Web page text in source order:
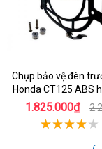
Chụp bảo vệ đèn
Honda CT125 ABS
chính hãng
1.825.000₫